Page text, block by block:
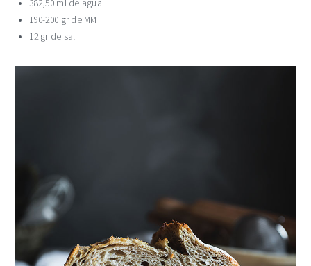
382,50 ml de agua
190-200 gr de MM
12 gr de sal